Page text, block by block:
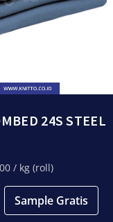
24S STEEL
/ kg (roll)
Sample Gratis